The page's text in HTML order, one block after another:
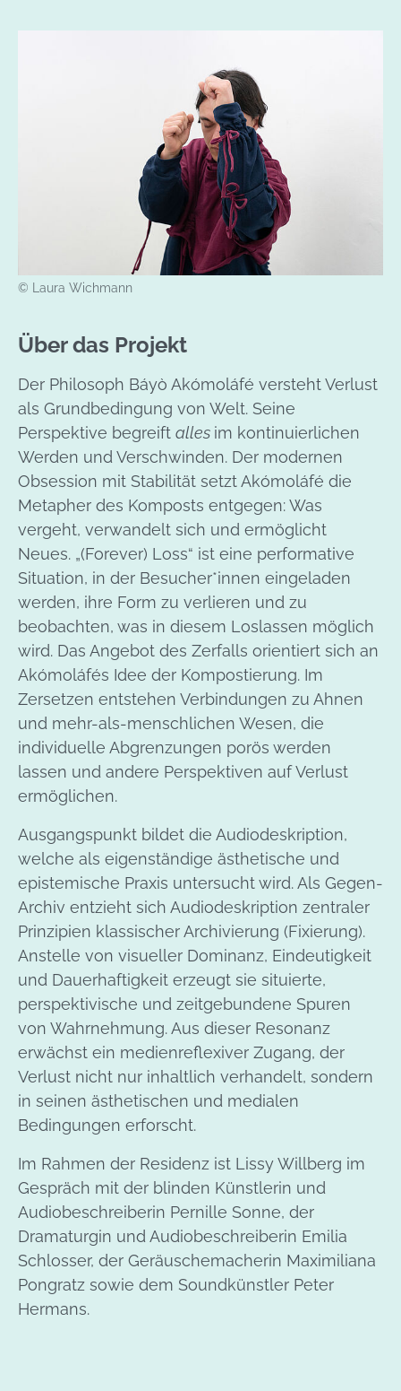
© Laura Wichmann
Über das Projekt
Der Philosoph Báyò Akómoláfé versteht Verlust
als Grundbedingung von Welt. Seine
Perspektive begreift alles im kontinuierlichen
Werden und Verschwinden. Der modernen
Obsession mit Stabilität setzt Akómoláfé die
Metapher des Komposts entgegen: Was
vergeht, verwandelt sich und ermöglicht
Neues. „(Forever) Loss“ ist eine performative
Situation, in der Besucher*innen eingeladen
werden, ihre Form zu verlieren und zu
beobachten, was in diesem Loslassen möglich
wird. Das Angebot des Zerfalls orientiert sich an
Akómoláfés Idee der Kompostierung. Im
Zersetzen entstehen Verbindungen zu Ahnen
und mehr-als-menschlichen Wesen, die
individuelle Abgrenzungen porös werden
lassen und andere Perspektiven auf Verlust
ermöglichen.
Ausgangspunkt bildet die Audiodeskription,
welche als eigenständige ästhetische und
epistemische Praxis untersucht wird. Als Gegen-
Archiv entzieht sich Audiodeskription zentraler
Prinzipien klassischer Archivierung (Fixierung).
Anstelle von visueller Dominanz, Eindeutigkeit
und Dauerhaftigkeit erzeugt sie situierte,
perspektivische und zeitgebundene Spuren
von Wahrnehmung. Aus dieser Resonanz
erwächst ein medienreflexiver Zugang, der
Verlust nicht nur inhaltlich verhandelt, sondern
in seinen ästhetischen und medialen
Bedingungen erforscht.
Im Rahmen der Residenz ist Lissy Willberg im
Gespräch mit der blinden Künstlerin und
Audiobeschreiberin Pernille Sonne, der
Dramaturgin und Audiobeschreiberin Emilia
Schlosser, der Geräuschemacherin Maximiliana
Pongratz sowie dem Soundkünstler Peter
Hermans.